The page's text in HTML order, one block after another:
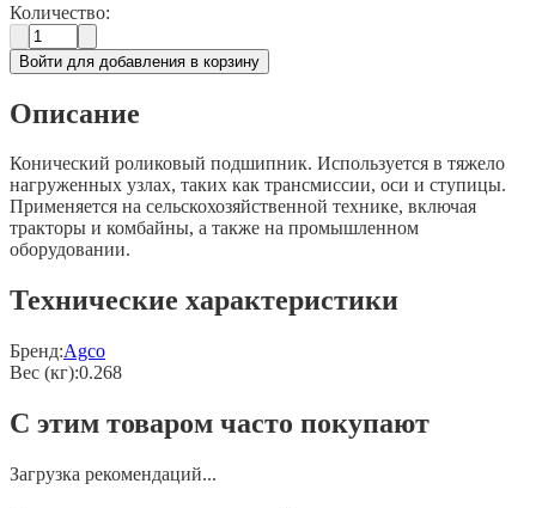
Количество:
Войти для добавления в корзину
Описание
Конический роликовый подшипник. Используется в тяжело
нагруженных узлах, таких как трансмиссии, оси и ступицы.
Применяется на сельскохозяйственной технике, включая
тракторы и комбайны, а также на промышленном
оборудовании.
Технические характеристики
Бренд:Agco
Вес (кг):0.268
С этим товаром часто покупают
Загрузка рекомендаций...